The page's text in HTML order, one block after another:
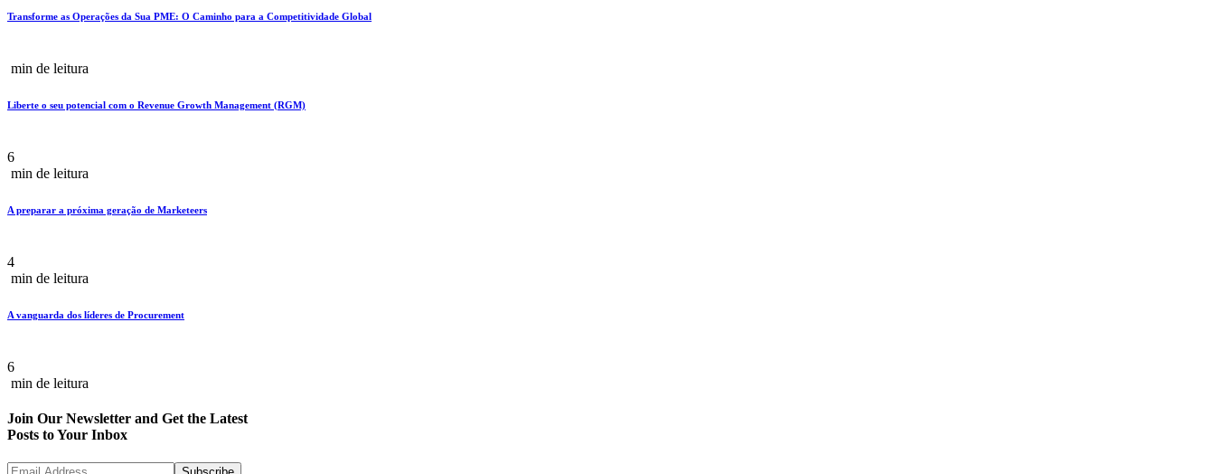
Transforme as Operações da Sua PME: O Caminho para a Competitividade Global
min de leitura
Liberte o seu potencial com o Revenue Growth Management (RGM)
6
min de leitura
A preparar a próxima geração de Marketeers
4
min de leitura
A vanguarda dos líderes de Procurement
6
min de leitura
Join Our Newsletter and Get the Latest
Posts to Your Inbox